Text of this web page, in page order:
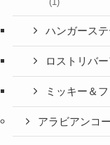
ハンガース
ロストリバ
ミッキー＆
アラビアンコ